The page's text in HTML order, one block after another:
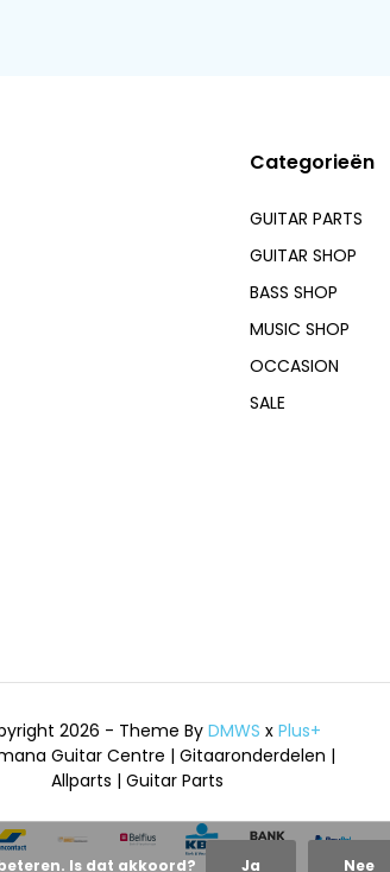
Categorieën
GUITAR PARTS
GUITAR SHOP
BASS SHOP
MUSIC SHOP
OCCASION
SALE
2026 - Theme ByDMWS xPlus+
Guitar Centre | Gitaaronderdelen |
Allparts | Guitar Parts
Is dat akkoord? Ja Nee